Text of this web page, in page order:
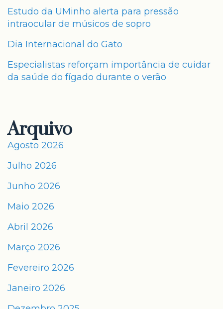
Estudo da UMinho alerta para pressão
intraocular de músicos de sopro
Dia Internacional do Gato
Especialistas reforçam importância de cuidar
da saúde do fígado durante o verão
Arquivo
Agosto 2026
Julho 2026
Junho 2026
Maio 2026
Abril 2026
Março 2026
Fevereiro 2026
Janeiro 2026